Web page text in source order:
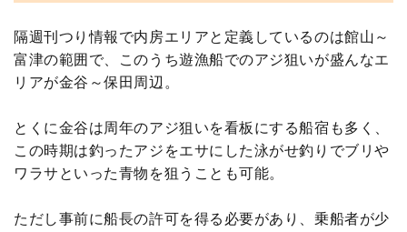
隔週刊つり情報で内房エリアと定義しているのは館山～
富津の範囲で、このうち遊漁船でのアジ狙いが盛んなエ
リアが金谷～保田周辺。
とくに金谷は周年のアジ狙いを看板にする船宿も多く、
この時期は釣ったアジをエサにした泳がせ釣りでブリや
ワラサといった青物を狙うことも可能。
ただし事前に船長の許可を得る必要があり、乗船者が少